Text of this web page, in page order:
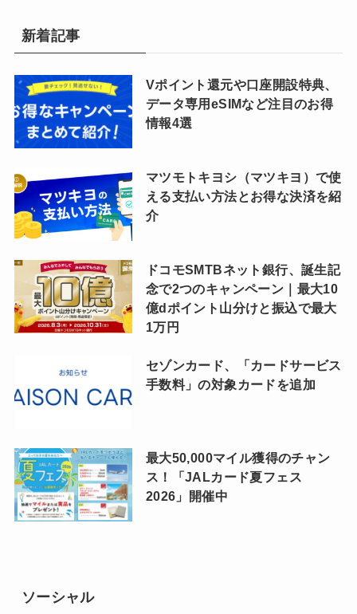
新着記事
Vポイント還元や口座開設特典、
データ専用eSIMなど注目のお得
情報4選
マツモトキヨシ（マツキヨ）で使
える支払い方法とお得な決済を紹
介
ドコモSMTBネット銀行、誕生記
念で2つのキャンペーン｜最大10
億dポイント山分けと振込で最大
1万円
セゾンカード、「カードサービス
手数料」の対象カードを追加
最大50,000マイル獲得のチャン
ス！「JALカード夏フェス
2026」開催中
ソーシャル